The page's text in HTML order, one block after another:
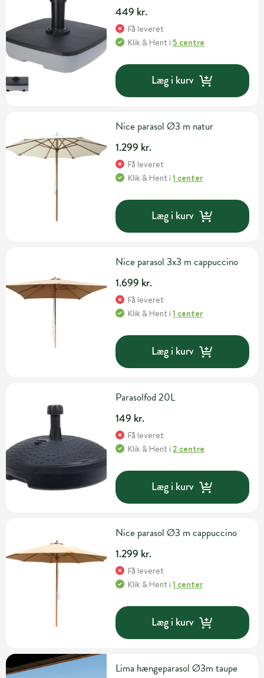
449 kr.
Få leveret
Klik & Hent i5 centre
Læg i kurv
Nice parasol Ø3 m natur
1.299 kr.
Få leveret
Klik & Hent i1 center
Læg i kurv
Nice parasol 3x3 m cappuccino
1.699 kr.
Få leveret
Klik & Hent i1 center
Læg i kurv
Parasolfod 20L
149 kr.
Få leveret
Klik & Hent i2 centre
Læg i kurv
Nice parasol Ø3 m cappuccino
1.299 kr.
Få leveret
Klik & Hent i1 center
Læg i kurv
Lima hængeparasol Ø3m taupe